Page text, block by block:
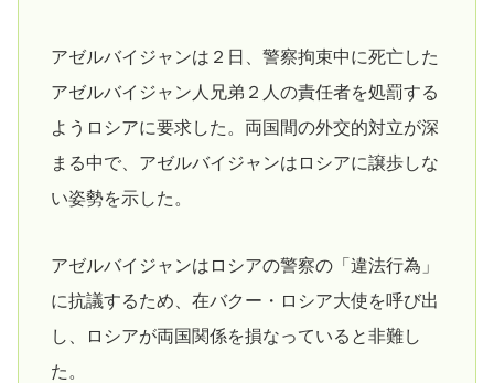
アゼルバイジャンは２日、警察拘束中に死亡した
アゼルバイジャン人兄弟２人の責任者を処罰する
ようロシアに要求した。両国間の外交的対立が深
まる中で、アゼルバイジャンはロシアに譲歩しな
い姿勢を示した。
アゼルバイジャンはロシアの警察の「違法行為」
に抗議するため、在バクー・ロシア大使を呼び出
し、ロシアが両国関係を損なっていると非難し
た。